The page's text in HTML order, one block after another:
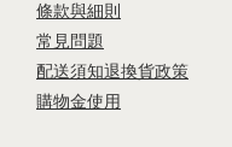
條款與細則
常見問題
配送須知退換貨政策
購物金使用